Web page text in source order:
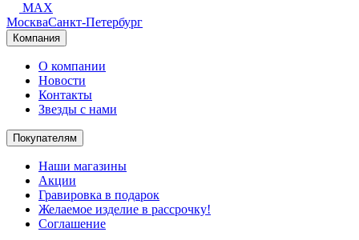
MAX
МоскваСанкт-Петербург
Компания
О компании
Новости
Контакты
Звезды с нами
Покупателям
Наши магазины
Акции
Гравировка в подарок
Желаемое изделие в рассрочку!
Соглашение